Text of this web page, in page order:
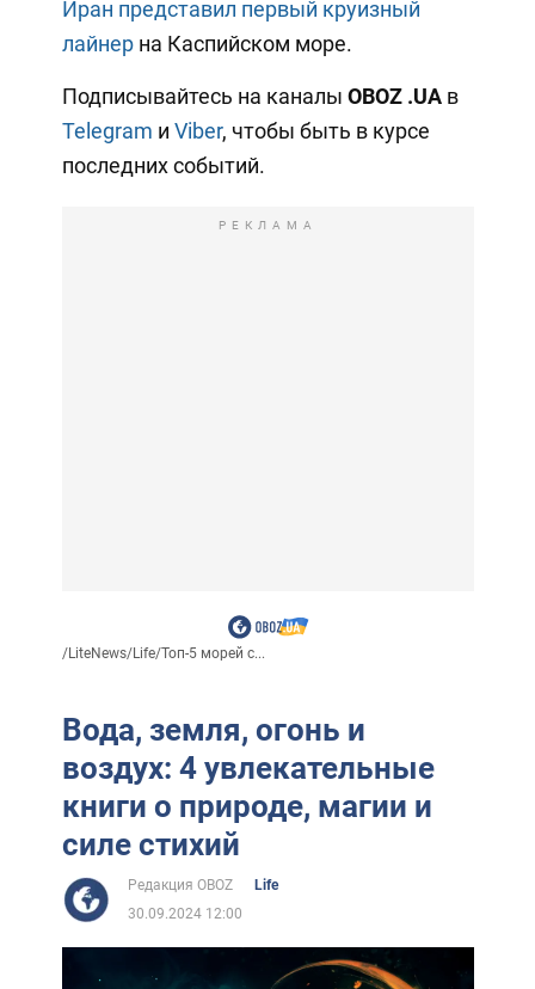
Иран представил первый круизный
лайнерна Каспийском море.
Подписывайтесь на каналы OBOZ .UAв
Telegram и Viber, чтобы быть в курсе
последних событий.
РЕКЛАМА
/LiteNews/Life/Топ-5 морей с...
Вода, земля, огонь и
воздух: 4 увлекательные
книги о природе, магии и
силе стихий
Редакция OBOZ
Life
30.09.2024 12:00